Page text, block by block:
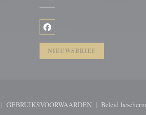
Facebook ((opent in een nieuw
NIEUWSBRIEF
in een nieuw venster))
GEBRUIKSVOORWAARDEN
((opent in een nieuw venster))
Beleid